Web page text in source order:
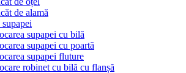
de alamă
supapei cu bilă
supapei cu poartă
supapei fluture
robinet cu bilă cu flanșă